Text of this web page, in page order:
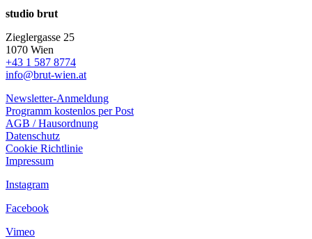
studio brut
Zieglergasse 25
1070 Wien
+43 1 587 8774
info@brut-wien.at
Newsletter-Anmeldung
Programm kostenlos per Post
AGB / Hausordnung
Datenschutz
Cookie Richtlinie
Impressum
Instagram
Facebook
Vimeo